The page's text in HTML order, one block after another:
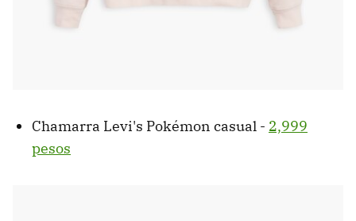
Chamarra Levi's Pokémon casual - 2,999
pesos